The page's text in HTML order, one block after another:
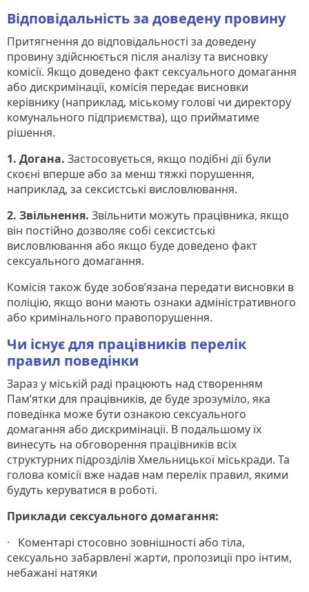
Відповідальність за доведену провину
Притягнення до відповідальності за доведену
провину здійснюється після аналізу та висновку
комісії. Якщо доведено факт сексуального домагання
або дискримінації, комісія передає висновки
керівнику (наприклад, міському голові чи директору
комунального підприємства), що прийматиме
рішення.
1. Догана. Застосовується, якщо подібні дії були
скоєні вперше або за менш тяжкі порушення,
наприклад, за сексистські висловлювання.
2. Звільнення. Звільнити можуть працівника, якщо
він постійно дозволяє собі сексистські
висловлювання або якщо буде доведено факт
сексуального домагання.
Комісія також буде зобов’язана передати висновки в
поліцію, якщо вони мають ознаки адміністративного
або кримінального правопорушення.
Чи існує для працівників перелік
правил поведінки
Зараз у міській раді працюють над створенням
Пам’ятки для працівників, де буде зрозуміло, яка
поведінка може бути ознакою сексуального
домагання або дискримінації. В подальшому їх
винесуть на обговорення працівників всіх
структурних підрозділів Хмельницької міськради. Та
голова комісії вже надав нам перелік правил, якими
будуть керуватися в роботі.
Приклади сексуального домагання:
· Коментарі стосовно зовнішності або тіла,
сексуально забарвлені жарти, пропозиції про інтим,
небажані натяки